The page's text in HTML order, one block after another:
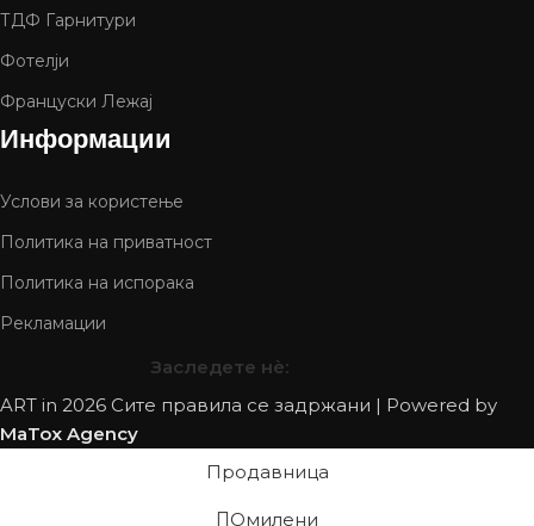
ТДФ Гарнитури
Фотелји
Француски Лежај
Информации
Услови за користење
Политика на приватност
Политика на испорака
Рекламации
Заследете нѐ:
ART in 2026 Сите правила се задржани | Powered by
MaTox Agency
Продавница
Омилени